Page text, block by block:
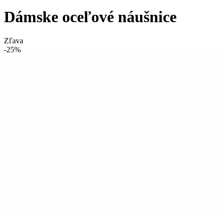
Dámske oceľové náušnice
Zľava
-25%